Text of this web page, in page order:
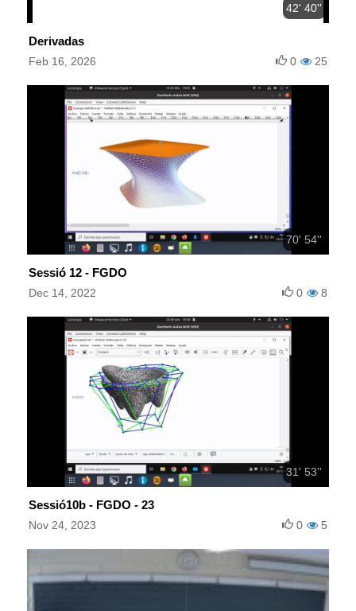
42' 40''
Derivadas
Feb 16, 2026 25
0
70' 54''
Sessió 12 - FGDO
Dec 14, 2022 8
0
31' 53''
Sessió10b - FGDO - 23
Nov 24, 2023 5
0